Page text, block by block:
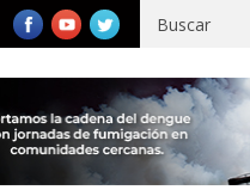
registra 92 % de avance en